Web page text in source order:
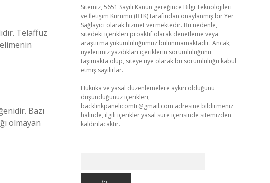
Telaffuz
Bazı
olmayan
Sitemiz, 5651 Sayılı Kanun gereğince Bilgi Teknolojileri
ve İletişim Kurumu (BTK) tarafından onaylanmış bir Yer
Sağlayıcı olarak hizmet vermektedir. Bu nedenle,
sitedeki içerikleri proaktif olarak denetleme veya
araştırma yükümlülüğümüz bulunmamaktadır. Ancak,
üyelerimiz yazdıkları içeriklerin sorumluluğunu
taşımakta olup, siteye üye olarak bu sorumluluğu kabul
etmiş sayılırlar.
Hukuka ve yasal düzenlemelere aykırı olduğunu
düşündüğünüz içerikleri,
backlinkpanelicomtr@gmail.com adresine bildirmeniz
halinde, ilgili içerikler yasal süre içerisinde sitemizden
kaldırılacaktır.